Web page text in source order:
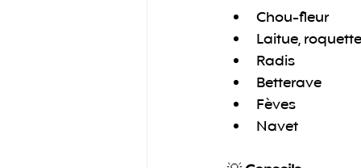
Chou-fleur
Laitue,
Radis
Betterave
Fèves
Navet